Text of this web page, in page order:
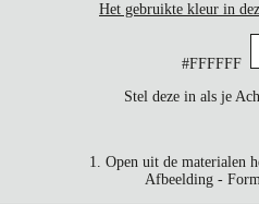
Het gebruikte kleur in
#FFFFFF
Stel deze in als je
1. Open uit de materialen
Afbeelding -